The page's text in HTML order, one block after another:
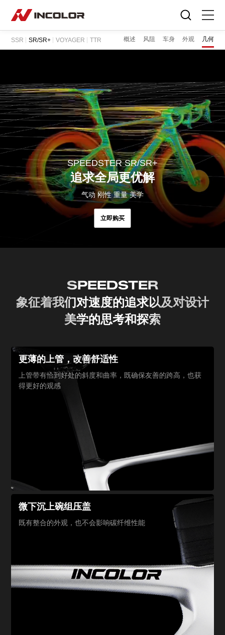
首页
零部件
骑行故事
关于我们
服务专区
门店查询
SSR SR/SR+ VOYAGER TTR 概述 风阻 车身 外观 几何
SPEEDSTER SR/SR+
追求全局更优解
气动 刚性 重量 美学
立即购买
SPEEDSTER
象征着我们对速度的追求以及对设计
美学的思考和探索
更薄的上管，改善舒适性
上管带有恰到好处的斜度和曲率，既确保友善的跨高，也获
得更好的观感
微下沉上碗组压盖
既有整合的外观，也不会影响碳纤维性能